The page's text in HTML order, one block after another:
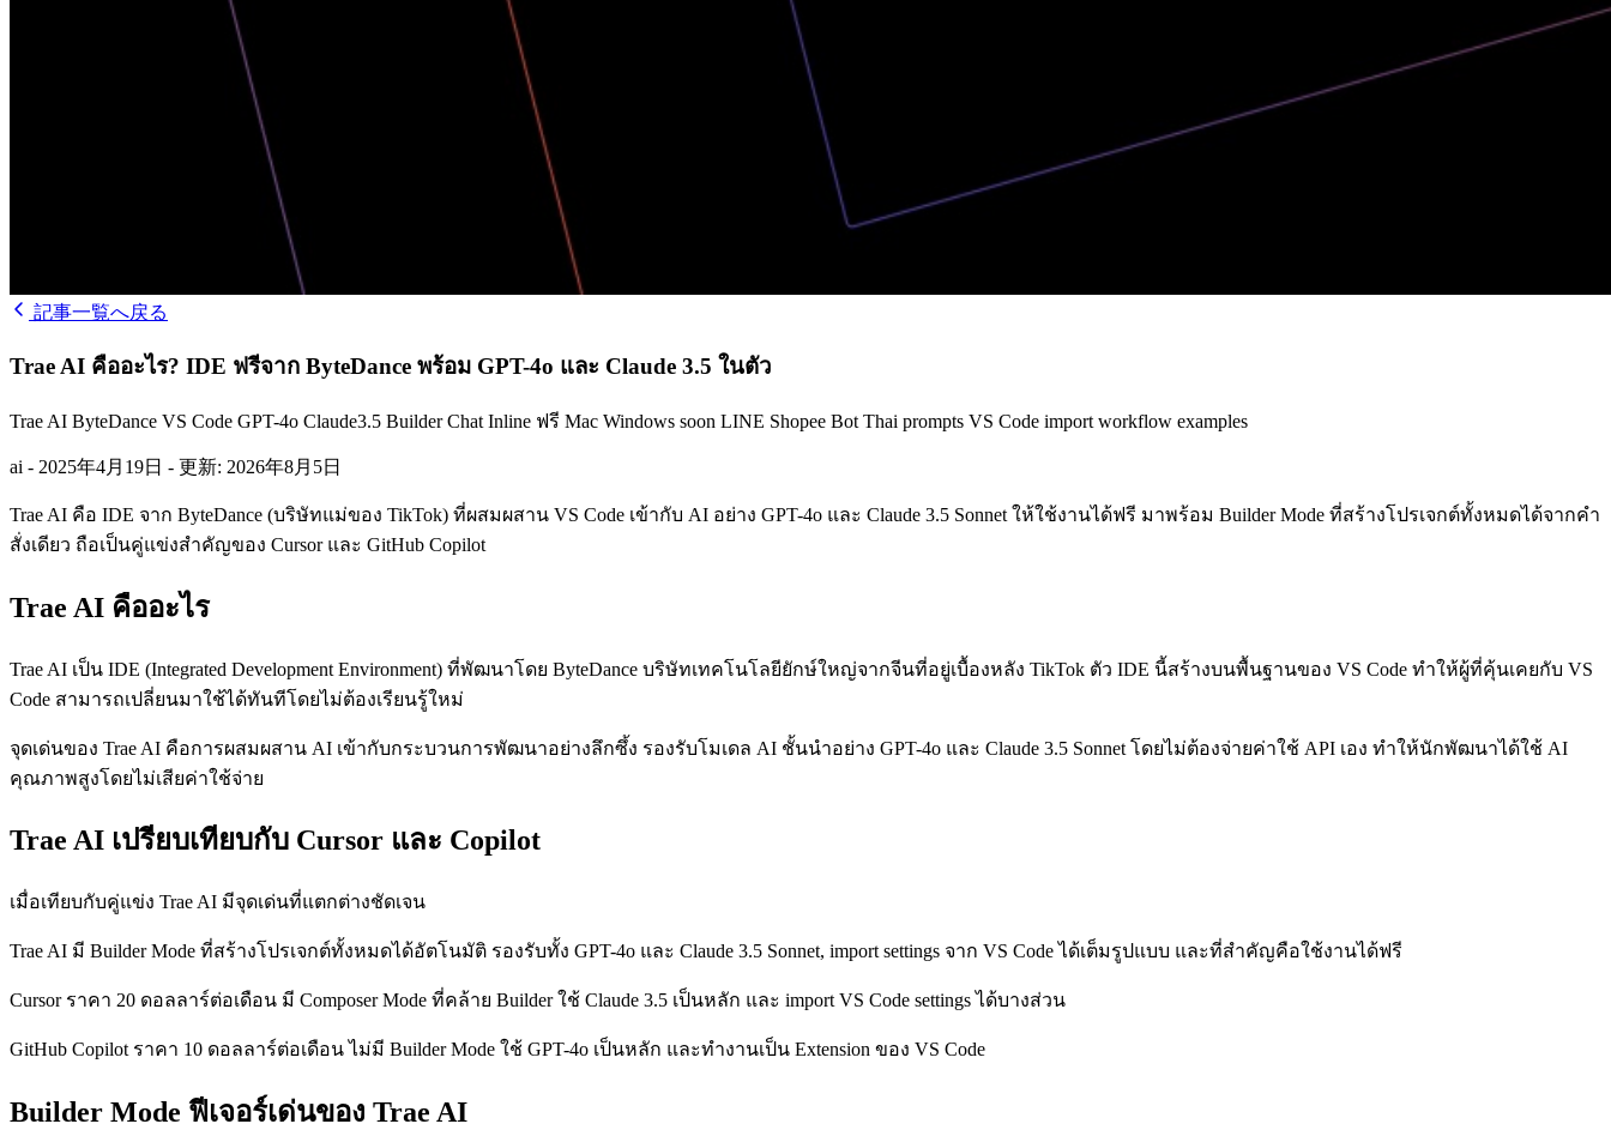
記事一覧へ戻る
Trae AI คืออะไร? IDE ฟรีจาก ByteDance พร้อม GPT-4o และ Claude 3.5 ในตัว
Trae AI ByteDance VS Code GPT-4o Claude3.5 Builder Chat Inline ฟรี Mac Windows soon LINE Shopee Bot Thai prompts VS Code import workflow examples
ai - 2025年4月19日 - 更新: 2026年8月5日
Trae AI คือ IDE จาก ByteDance (บริษัทแม่ของ TikTok) ที่ผสมผสาน VS Code เข้ากับ AI อย่าง GPT-4o และ Claude 3.5 Sonnet ให้ใช้งานได้ฟรี มาพร้อม Builder Mode ที่สร้างโปรเจกต์ทั้งหมดได้จากคำ
สั่งเดียว ถือเป็นคู่แข่งสำคัญของ Cursor และ GitHub Copilot
Trae AI คืออะไร
Trae AI เป็น IDE (Integrated Development Environment) ที่พัฒนาโดย ByteDance บริษัทเทคโนโลยียักษ์ใหญ่จากจีนที่อยู่เบื้องหลัง TikTok ตัว IDE นี้สร้างบนพื้นฐานของ VS Code ทำให้ผู้ที่คุ้นเคยกับ VS
Code สามารถเปลี่ยนมาใช้ได้ทันทีโดยไม่ต้องเรียนรู้ใหม่
จุดเด่นของ Trae AI คือการผสมผสาน AI เข้ากับกระบวนการพัฒนาอย่างลึกซึ้ง รองรับโมเดล AI ชั้นนำอย่าง GPT-4o และ Claude 3.5 Sonnet โดยไม่ต้องจ่ายค่าใช้ API เอง ทำให้นักพัฒนาได้ใช้ AI
คุณภาพสูงโดยไม่เสียค่าใช้จ่าย
Trae AI เปรียบเทียบกับ Cursor และ Copilot
เมื่อเทียบกับคู่แข่ง Trae AI มีจุดเด่นที่แตกต่างชัดเจน
Trae AI มี Builder Mode ที่สร้างโปรเจกต์ทั้งหมดได้อัตโนมัติ รองรับทั้ง GPT-4o และ Claude 3.5 Sonnet, import settings จาก VS Code ได้เต็มรูปแบบ และที่สำคัญคือใช้งานได้ฟรี
Cursor ราคา 20 ดอลลาร์ต่อเดือน มี Composer Mode ที่คล้าย Builder ใช้ Claude 3.5 เป็นหลัก และ import VS Code settings ได้บางส่วน
GitHub Copilot ราคา 10 ดอลลาร์ต่อเดือน ไม่มี Builder Mode ใช้ GPT-4o เป็นหลัก และทำงานเป็น Extension ของ VS Code
Builder Mode ฟีเจอร์เด่นของ Trae AI